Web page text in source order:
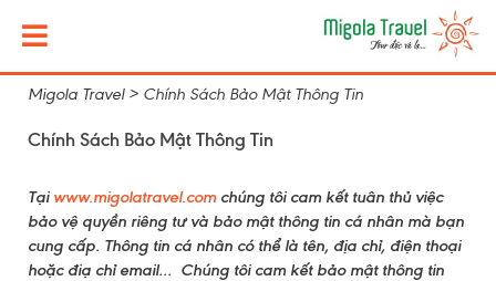
Migola Travel> Chính Sách Bảo Mật Thông Tin
Chính Sách Bảo Mật Thông Tin
Tại www.migolatravel.comchúng tôi cam kết tuân thủ việc
bảo vệ quyền riêng tư và bảo mật thông tin cá nhân mà bạn
cung cấp. Thông tin cá nhân có thể là tên, địa chỉ, điện thoại
hoặc điạ chỉ email… Chúng tôi cam kết bảo mật thông tin